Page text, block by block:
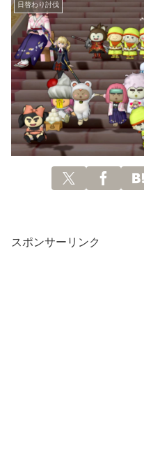
日替わり討伐
スポンサーリンク